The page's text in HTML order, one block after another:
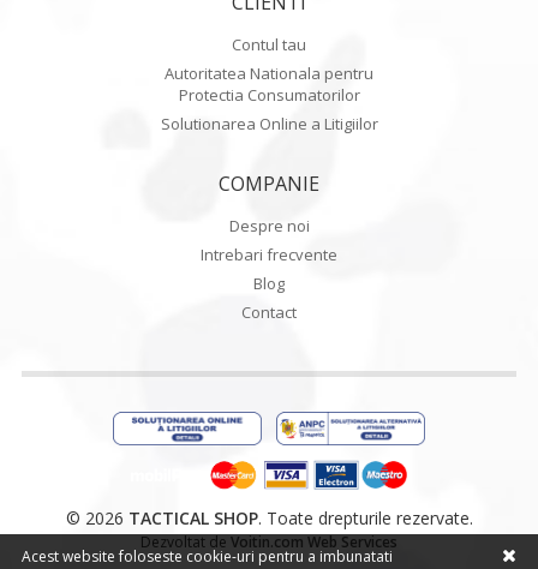
Contul tau
Autoritatea Nationala pentru
Protectia Consumatorilor
Solutionarea Online a Litigiilor
COMPANIE
Despre noi
Intrebari frecvente
Blog
Contact
© 2026 TACTICAL SHOP. Toate drepturile rezervate.
Dezvoltat de Voitin.com Web Services
Acest website foloseste cookie-uri pentru a imbunatati